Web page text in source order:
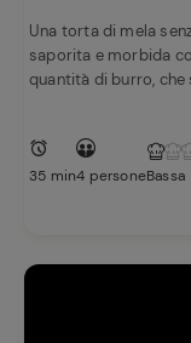
Una torta di mela
saporita e morbida
quantità di burro, che
35 min4 personeBassa